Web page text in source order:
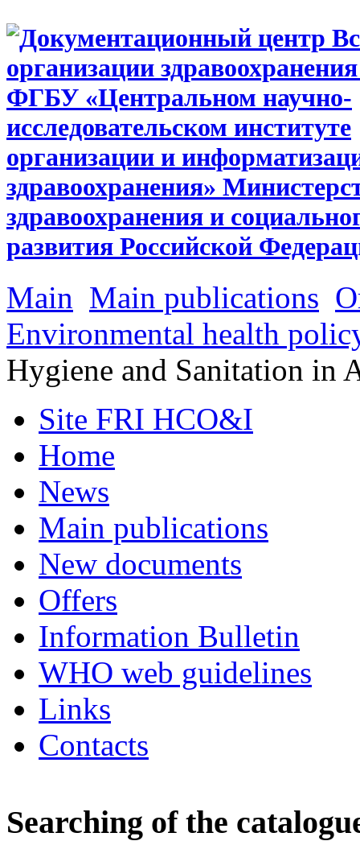
Main Main publications
Environmental health
Hygiene and Sanitation in
Site FRI HCO&I
Home
News
Main publications
New documents
Offers
Information Bulletin
WHO web guidelines
Links
Contacts
Searching of the